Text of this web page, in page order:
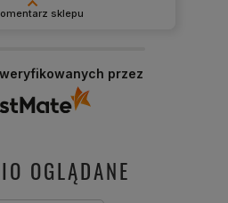
sklepu
obsługa sklepu.przez
OGLĄDANE